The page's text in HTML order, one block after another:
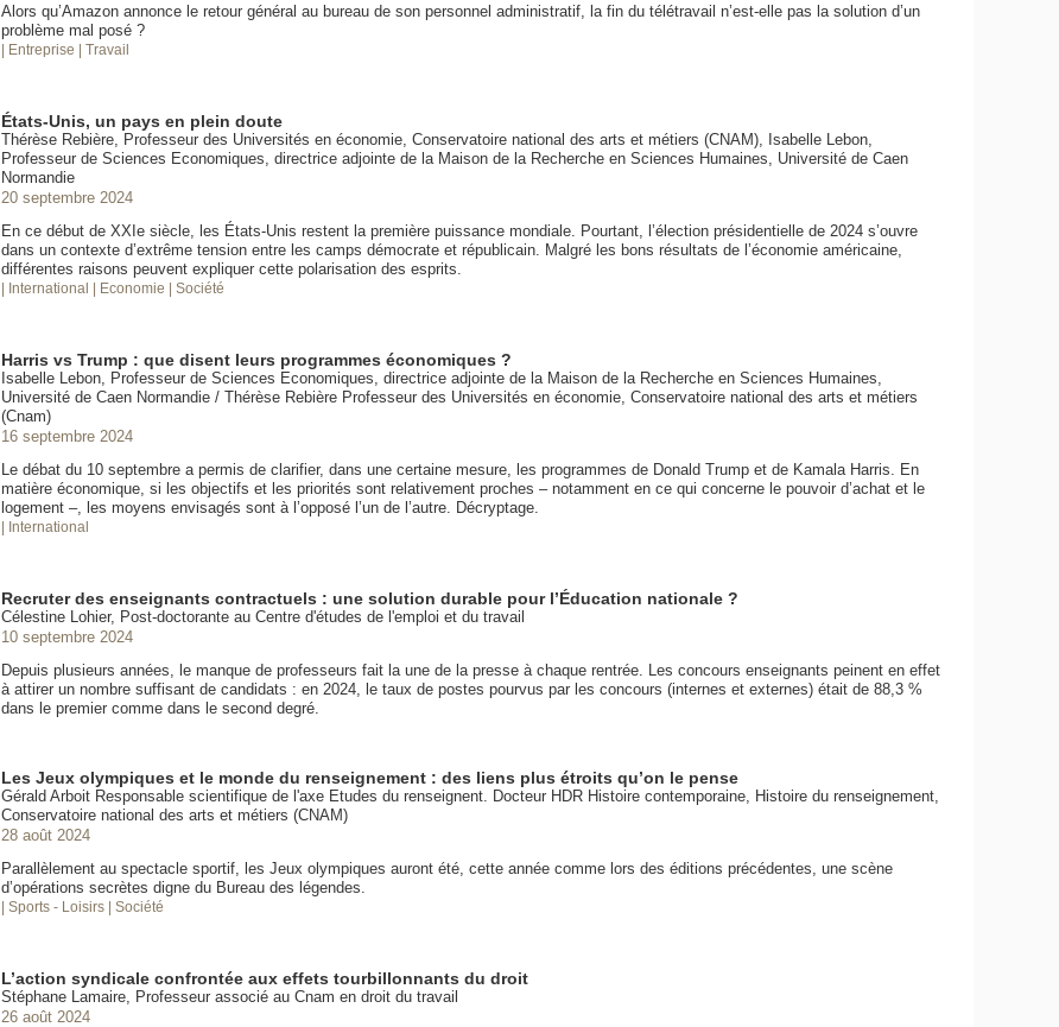
Alors qu’Amazon annonce le retour général au bureau de son personnel administratif, la fin du télétravail n’est-elle pas la solution d’un
problème mal posé ?
| Entreprise | Travail
États-Unis, un pays en plein doute
Thérèse Rebière, Professeur des Universités en économie, Conservatoire national des arts et métiers (CNAM), Isabelle Lebon,
Professeur de Sciences Economiques, directrice adjointe de la Maison de la Recherche en Sciences Humaines, Université de Caen
Normandie
20 septembre 2024
En ce début de XXIe siècle, les États-Unis restent la première puissance mondiale. Pourtant, l’élection présidentielle de 2024 s’ouvre
dans un contexte d’extrême tension entre les camps démocrate et républicain. Malgré les bons résultats de l’économie américaine,
différentes raisons peuvent expliquer cette polarisation des esprits.
| International | Economie | Société
Harris vs Trump : que disent leurs programmes économiques ?
Isabelle Lebon, Professeur de Sciences Economiques, directrice adjointe de la Maison de la Recherche en Sciences Humaines,
Université de Caen Normandie / Thérèse Rebière Professeur des Universités en économie, Conservatoire national des arts et métiers
(Cnam)
16 septembre 2024
Le débat du 10 septembre a permis de clarifier, dans une certaine mesure, les programmes de Donald Trump et de Kamala Harris. En
matière économique, si les objectifs et les priorités sont relativement proches – notamment en ce qui concerne le pouvoir d’achat et le
logement –, les moyens envisagés sont à l’opposé l’un de l’autre. Décryptage.
| International
Recruter des enseignants contractuels : une solution durable pour l’Éducation nationale ?
Célestine Lohier, Post-doctorante au Centre d'études de l'emploi et du travail
10 septembre 2024
Depuis plusieurs années, le manque de professeurs fait la une de la presse à chaque rentrée. Les concours enseignants peinent en effet
à attirer un nombre suffisant de candidats : en 2024, le taux de postes pourvus par les concours (internes et externes) était de 88,3 %
dans le premier comme dans le second degré.
Les Jeux olympiques et le monde du renseignement : des liens plus étroits qu’on le pense
Gérald Arboit Responsable scientifique de l'axe Etudes du renseignent. Docteur HDR Histoire contemporaine, Histoire du renseignement,
Conservatoire national des arts et métiers (CNAM)
28 août 2024
Parallèlement au spectacle sportif, les Jeux olympiques auront été, cette année comme lors des éditions précédentes, une scène
d’opérations secrètes digne du Bureau des légendes.
| Sports - Loisirs | Société
L’action syndicale confrontée aux effets tourbillonnants du droit
Stéphane Lamaire, Professeur associé au Cnam en droit du travail
26 août 2024